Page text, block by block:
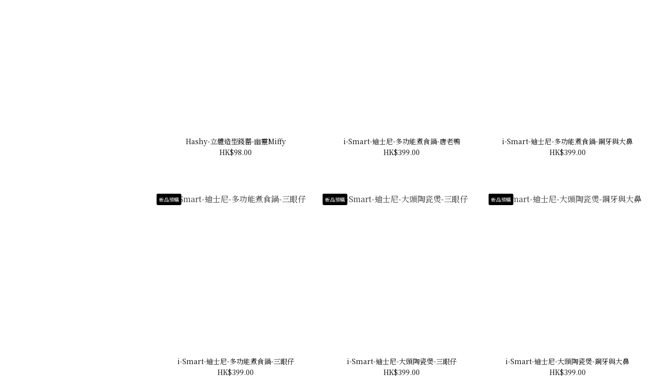
Hashy-立體造型錢罌-幽靈Miffy
HK$98.00
i-Smart-迪士尼-多功能煮食鍋-唐老鴨
HK$399.00
i-Smart-迪士尼-多功能煮食鍋-鋼牙與大鼻
HK$399.00
新品預購
i-Smart-迪士尼-多功能煮食鍋-三眼仔
HK$399.00
新品預購
i-Smart-迪士尼-大頭陶瓷煲-三眼仔
HK$399.00
新品預購
i-Smart-迪士尼-大頭陶瓷煲-鋼牙與大鼻
HK$399.00